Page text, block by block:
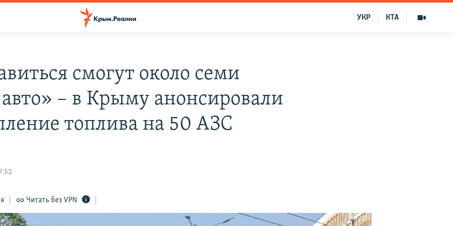
КТА
УКР
смогут около семи
– в Крыму анонсировали
топлива на 50 АЗС
Читать без VPN